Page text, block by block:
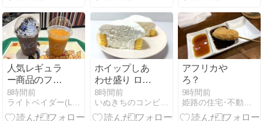
光
人気レギュラ
ー商品のフラ
ッペ＆スムー
ジーが初のリ
ニューアル マ
8時間前
ホイップしあ
わせ盛り ロー
ルケーキ【セ
ブンイレブ
ン】ホイップ
8時間前
いぬきちのコンビニ飯
アフリカや
ろ？
9時間前